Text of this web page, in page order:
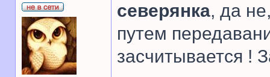
северянка, да
путем
засчитывается !